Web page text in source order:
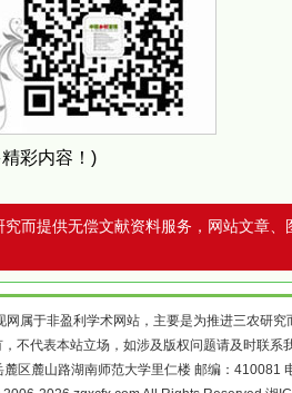
彩内容！)
而提供无偿文献资料服务，网站文章、
网属于非盈利学术网站，主要是为推进三农研究
不代表本站立场，如涉及版权问题请及时联系
麓区麓山路湖南师范大学里仁楼 邮编：410081